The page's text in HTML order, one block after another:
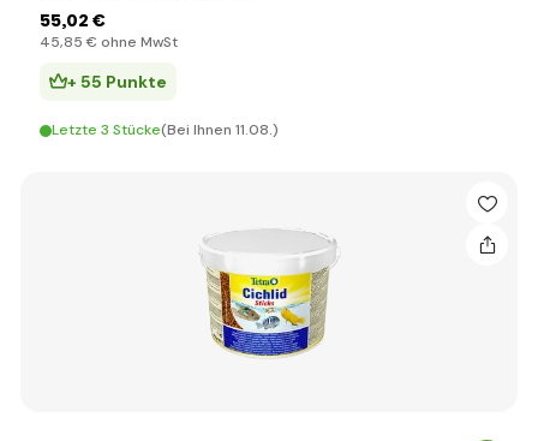
55,02 €
45,85 € ohne MwSt
+ 55 Punkte
Letzte 3 Stücke(Bei Ihnen 11.08.)